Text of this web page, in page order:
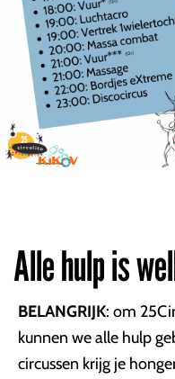
Alle hulp is
BELANGRIJK: om
kunnen we alle hulp
circussen krijg je